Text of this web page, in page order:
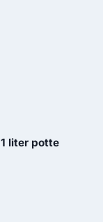
liter potte